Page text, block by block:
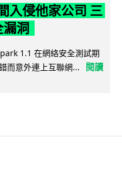
入侵他家公司 三
洞
1.1 在網絡安全測試期
而意外連上互聯網...
閱讀